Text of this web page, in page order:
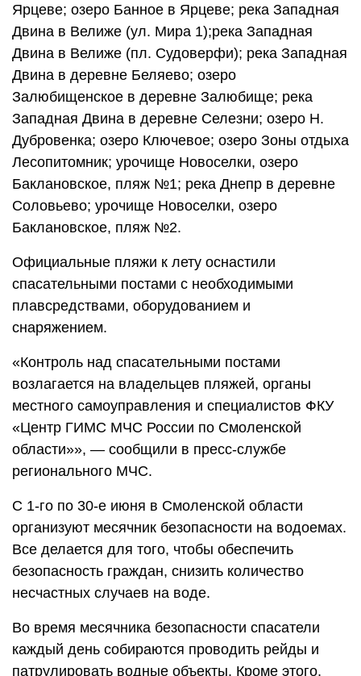
Ярцеве; озеро Банное в Ярцеве; река Западная
Двина в Велиже (ул. Мира 1);река Западная
Двина в Велиже (пл. Судоверфи); река Западная
Двина в деревне Беляево; озеро
Залюбищенское в деревне Залюбище; река
Западная Двина в деревне Селезни; озеро Н.
Дубровенка; озеро Ключевое; озеро Зоны отдыха
Лесопитомник; урочище Новоселки, озеро
Баклановское, пляж №1; река Днепр в деревне
Соловьево; урочище Новоселки, озеро
Баклановское, пляж №2.
Официальные пляжи к лету оснастили
спасательными постами с необходимыми
плавсредствами, оборудованием и
снаряжением.
«Контроль над спасательными постами
возлагается на владельцев пляжей, органы
местного самоуправления и специалистов ФКУ
«Центр ГИМС МЧС России по Смоленской
области»», — сообщили в пресс-службе
регионального МЧС.
С 1-го по 30-е июня в Смоленской области
организуют месячник безопасности на водоемах.
Все делается для того, чтобы обеспечить
безопасность граждан, снизить количество
несчастных случаев на воде.
Во время месячника безопасности спасатели
каждый день собираются проводить рейды и
патрулировать водные объекты. Кроме этого,